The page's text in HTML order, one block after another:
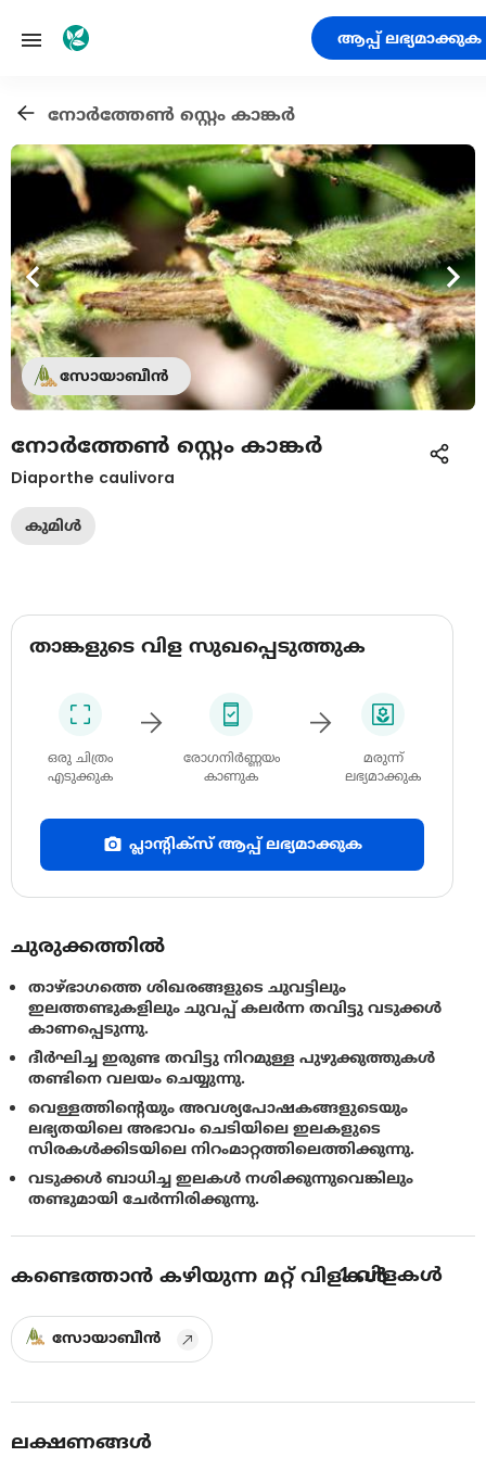
ആപ്പ് ലഭ്യമാക്കുക
നോര്‍ത്തേണ്‍ സ്റ്റെം കാങ്കര്‍
സോയാബീൻ
നോര്‍ത്തേണ്‍ സ്റ്റെം കാങ്കര്‍
Diaporthe caulivora
കുമിൾ
താങ്കളുടെ വിള സുഖപ്പെടുത്തുക
ഒരു ചിത്രം
എടുക്കുക
രോഗനിർണ്ണയം
കാണുക
മരുന്ന്
ലഭ്യമാക്കുക
പ്ലാന്റിക്സ് ആപ്പ് ലഭ്യമാക്കുക
ചുരുക്കത്തിൽ
താഴ്ഭാഗത്തെ ശിഖരങ്ങളുടെ ചുവട്ടിലും
ഇലത്തണ്ടുകളിലും ചുവപ്പ് കലര്‍ന്ന തവിട്ടു വടുക്കള്‍
കാണപ്പെടുന്നു.
ദീര്‍ഘിച്ച ഇരുണ്ട തവിട്ടു നിറമുള്ള പുഴുക്കുത്തുകള്‍
തണ്ടിനെ വലയം ചെയ്യുന്നു.
വെള്ളത്തിന്റെയും അവശ്യപോഷകങ്ങളുടെയും
ലഭ്യതയിലെ അഭാവം ചെടിയിലെ ഇലകളുടെ
സിരകള്‍ക്കിടയിലെ നിറംമാറ്റത്തിലെത്തിക്കുന്നു.
വടുക്കള്‍ ബാധിച്ച ഇലകള്‍ നശിക്കുന്നുവെങ്കിലും
തണ്ടുമായി ചേര്‍ന്നിരിക്കുന്നു.
കണ്ടെത്താൻ കഴിയുന്ന മറ്റ് വിളകൾ
1വിളകൾ
സോയാബീൻ
ലക്ഷണങ്ങൾ